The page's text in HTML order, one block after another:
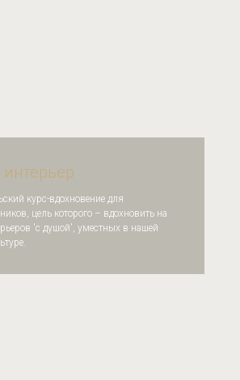
курс-вдохновение для
цель которого – вдохновить на
'с душой', уместных в нашей